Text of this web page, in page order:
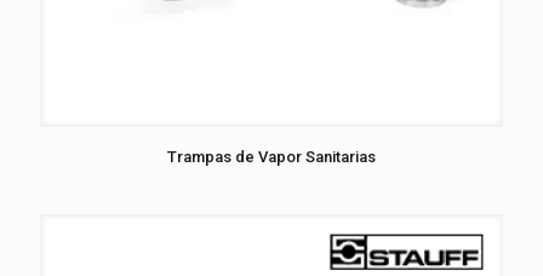
Trampas de Vapor Sanitarias